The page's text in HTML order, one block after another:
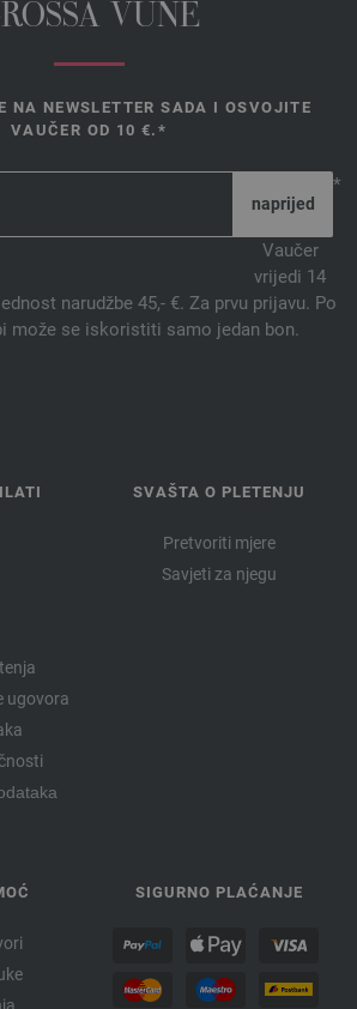
VUNE
NA NEWSLETTER SADA I OSVOJITE
VAUČER OD 10 €.*
*
Vaučer
vrijedi 14
narudžbe 45,- €. Za prvu prijavu. Po
može se iskoristiti samo jedan bon.
ugovora
SVAŠTA O PLETENJU
Pretvoriti mjere
Savjeti za njegu
SIGURNO PLAĆANJE